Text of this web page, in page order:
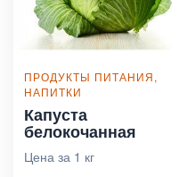
ПРОДУКТЫ ПИТАНИЯ,
НАПИТКИ
Капуста
белокочанная
Цена за 1 кг